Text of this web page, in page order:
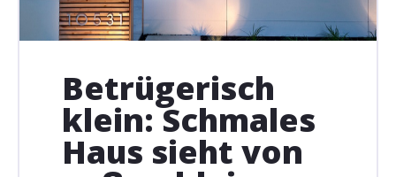
Betrügerisch
klein: Schmales
Haus sieht von